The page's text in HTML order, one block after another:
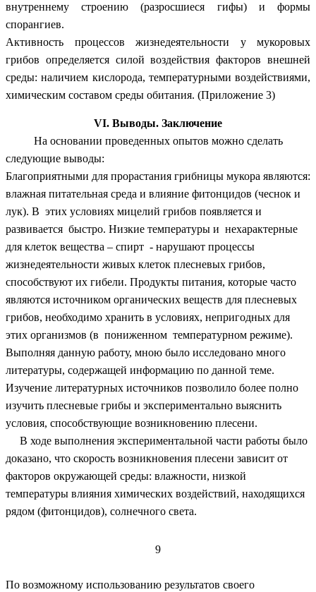
внутреннему строению (разросшиеся гифы) и формы
спорангиев.
Активность процессов жизнедеятельности у мукоровых
грибов определяется силой воздействия факторов внешней
среды: наличием кислорода, температурными воздействиями,
химическим составом среды обитания. (Приложение 3)
VI. Выводы. Заключение
На основании проведенных опытов можно сделать
следующие выводы:
Благоприятными для прорастания грибницы мукора являются:
влажная питательная среда и влияние фитонцидов (чеснок и
лук). В этих условиях мицелий грибов появляется и
развивается быстро. Низкие температуры и нехарактерные
для клеток вещества – спирт - нарушают процессы
жизнедеятельности живых клеток плесневых грибов,
способствуют их гибели. Продукты питания, которые часто
являются источником органических веществ для плесневых
грибов, необходимо хранить в условиях, непригодных для
этих организмов (в пониженном температурном режиме).
Выполняя данную работу, мною было исследовано много
литературы, содержащей информацию по данной теме.
Изучение литературных источников позволило более полно
изучить плесневые грибы и экспериментально выяснить
условия, способствующие возникновению плесени.
В ходе выполнения экспериментальной части работы было
доказано, что скорость возникновения плесени зависит от
факторов окружающей среды: влажности, низкой
температуры влияния химических воздействий, находящихся
рядом (фитонцидов), солнечного света.
9
По возможному использованию результатов своего